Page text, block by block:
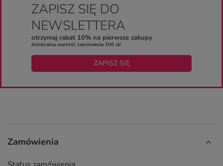
ZAPISZ SIĘ DO
NEWSLETTERA
otrzymaj rabat 10% na pierwsze zakupy
/minimalna wartość zamówienia 100 zł/
ZAPISZ SIĘ
Zamówienia